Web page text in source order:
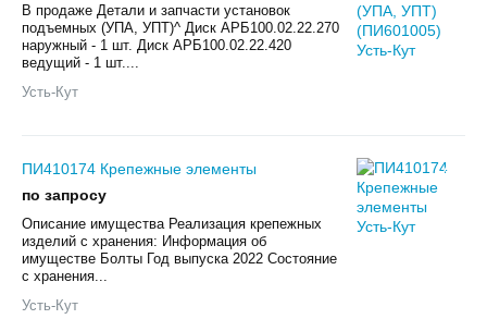
В продаже Детали и запчасти установок
подъемных (УПА, УПТ)^ Диск АРБ100.02.22.270
наружный - 1 шт. Диск АРБ100.02.22.420
ведущий - 1 шт....
Усть-Кут
ПИ410174 Крепежные элементы
по запросу
Описание имущества Реализация крепежных
изделий с хранения: Информация об
имуществе Болты Год выпуска 2022 Состояние
с хранения...
Усть-Кут